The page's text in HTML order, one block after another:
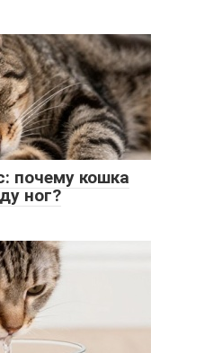
почему кошка
ног?